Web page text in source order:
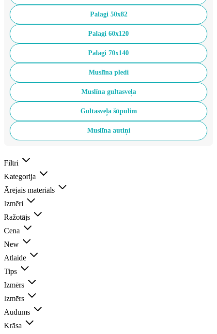
Palagi 50x82
Palagi 60x120
Palagi 70x140
Muslīna pledi
Muslīna gultasveļa
Gultasveļa šūpulim
Muslīna autiņi
Filtri
Kategorija
Ārējais materiāls
Izmēri
Ražotājs
Cena
New
Atlaide
Tips
Izmērs
Izmērs
Audums
Krāsa